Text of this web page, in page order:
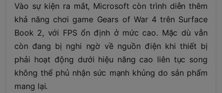
Vào sự kiện ra mắt, Microsoft còn trình diễn thêm
khả năng chơi game Gears of War 4 trên Surface
Book 2, với FPS ổn định ở mức cao. Mặc dù vẫn
còn đang bị nghi ngờ về nguồn điện khi thiết bị
phải hoạt động dưới hiệu năng cao liên tục song
không thể phủ nhận sức mạnh khủng do sản phẩm
mang lại.